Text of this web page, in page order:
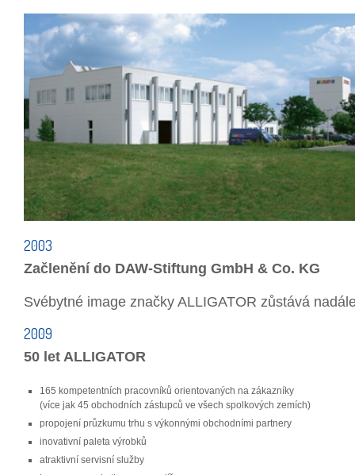
2003
Začlenění do DAW-Stiftung GmbH & Co. KG
Svébytné image značky ALLIGATOR zůstává
2009
50 let ALLIGATOR
165 kompetentních pracovníků orientovaných na zákazníky
(více jak 45 obchodních zástupců ve všech spolkových zemích)
propojení průzkumu trhu s výkonnými obchodními partnery
inovativní paleta výrobků
atraktivní servisní služby